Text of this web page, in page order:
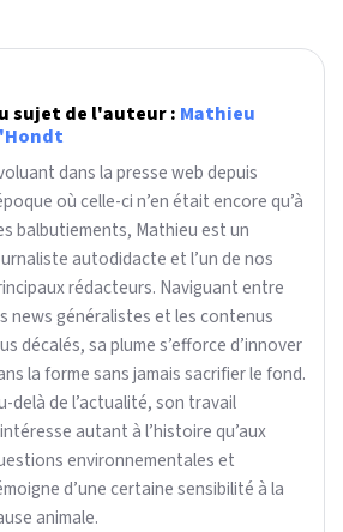
sujet de l'auteur : Mathieu
dans la presse web depuis
où celle-ci n’en était encore qu’à
balbutiements, Mathieu est un
autodidacte et l’un de nos
rédacteurs. Naviguant entre
news généralistes et les contenus
décalés, sa plume s’efforce d’innover
la forme sans jamais sacrifier le fond.
delà de l’actualité, son travail
autant à l’histoire qu’aux
environnementales et
d’une certaine sensibilité à la
animale.